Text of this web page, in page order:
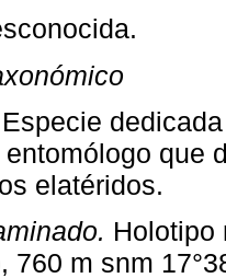
Especie
que
elatéridos.
Holotipo
760 m snm